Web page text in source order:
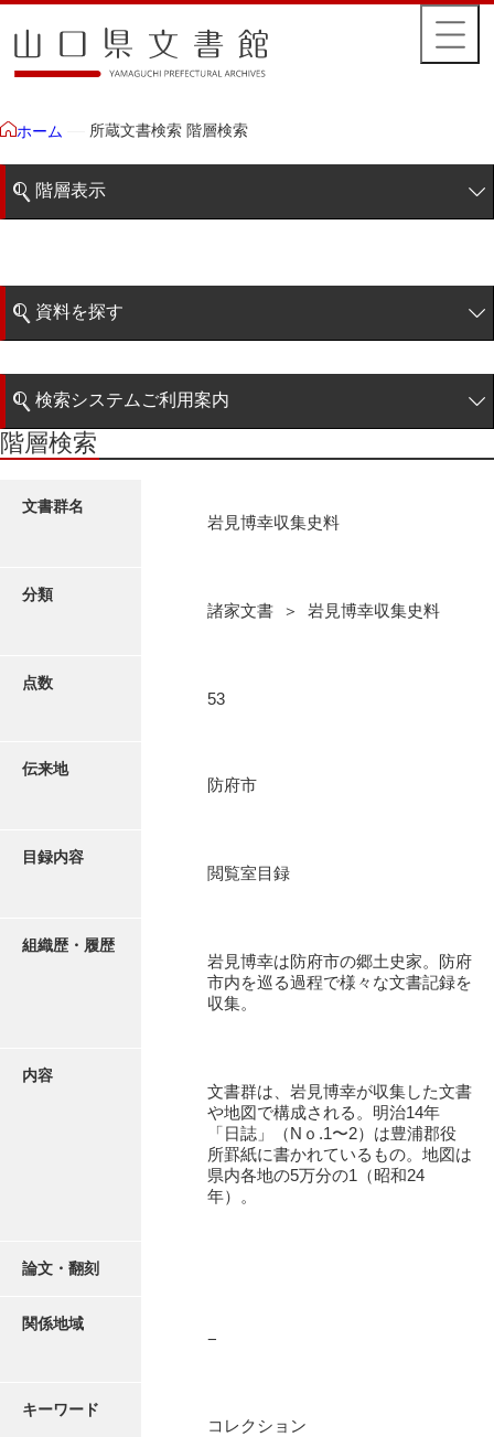
ホーム 所蔵文書検索 階層検索
階層表示
藩政文書
特定歴史公文書
諸家文書
荒瀬家文書（防府市）
阿武家文書(美祢市２)
阿武孝太郎文書
資料を探す
階層検索
近代刊行写真帳類
検索システムご利用案内
検索システムの利用について
更新履歴
階層検索
文書群名
岩見博幸収集史料
分類
諸家文書 ＞ 岩見博幸収集史料
点数
53
伝来地
防府市
目録内容
閲覧室目録
組織歴・履歴
岩見博幸は防府市の郷土史家。防府
市内を巡る過程で様々な文書記録を
収集。
内容
文書群は、岩見博幸が収集した文書
や地図で構成される。明治14年
「日誌」（Nｏ.1〜2）は豊浦郡役
所罫紙に書かれているもの。地図は
県内各地の5万分の1（昭和24
年）。
論文・翻刻
関係地域
−
キーワード
コレクション